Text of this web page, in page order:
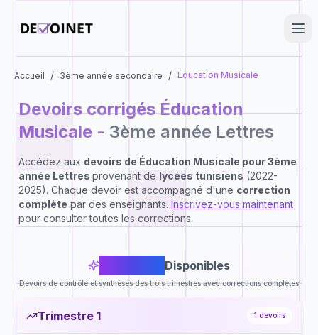
Accueil / 3ème année secondaire / Éducation Musicale
Devoirs corrigésÉducation
Musicale - 3ème année Lettres
Accédez aux devoirs de Éducation Musicale pour3ème
année Lettres provenant de lycées tunisiens (2022-
2025). Chaque devoir est accompagné d'une correction
complète par des enseignants. Inscrivez-vous maintenant
pour consulter toutes les corrections.
Disponibles
Devoirs de contrôle et synthèses des trois trimestres avec corrections complètes
Trimestre 1 1 devoirs